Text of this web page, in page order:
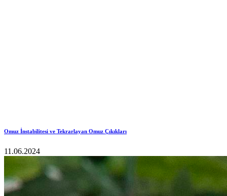
Omuz İnstabilitesi ve Tekrarlayan Omuz Çıkıkları
11.06.2024